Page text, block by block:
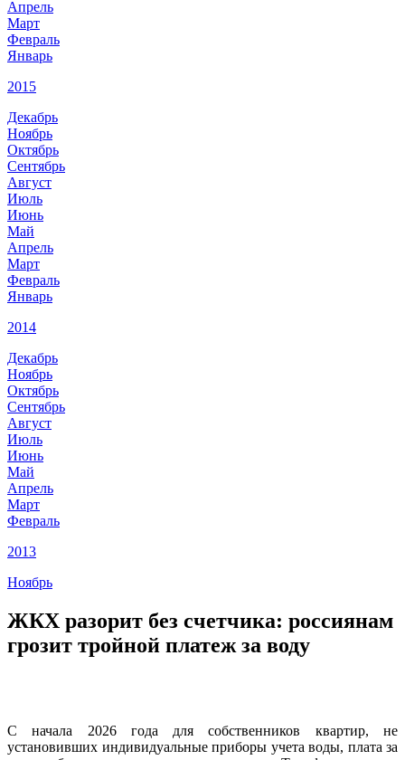
Апрель
Март
Февраль
Январь
2015
Декабрь
Ноябрь
Октябрь
Сентябрь
Август
Июль
Июнь
Май
Апрель
Март
Февраль
Январь
2014
Декабрь
Ноябрь
Октябрь
Сентябрь
Август
Июль
Июнь
Май
Апрель
Март
Февраль
2013
Ноябрь
ЖКХ разорит без счетчика: россиянам
грозит тройной платеж за воду
С начала 2026 года для собственников квартир, не
установивших индивидуальные приборы учета воды, плата за